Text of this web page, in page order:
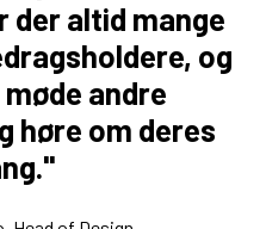
der altid mange
og
andre
høre om deres